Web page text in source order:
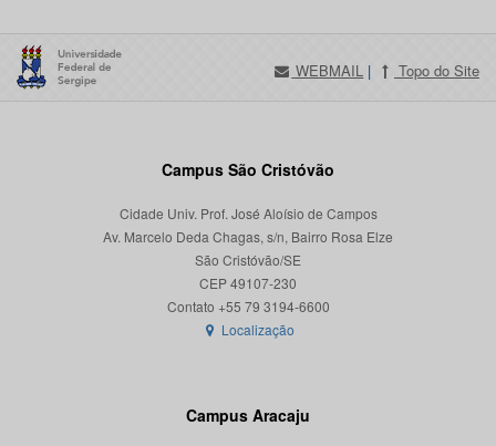
WEBMAIL | Topo do Site
Campus São Cristóvão
Cidade Univ. Prof. José Aloísio de Campos
Av. Marcelo Deda Chagas, s/n, Bairro Rosa Elze
São Cristóvão/SE
CEP 49107-230
Localização
Campus Aracaju